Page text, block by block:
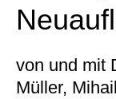
von und mit
Müller,